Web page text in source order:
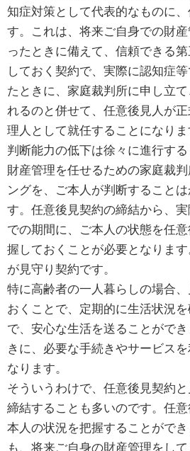
知症対策として代表的なものに
す。これは、将来ご自身での財
ったときに備えて、信頼できる
しておく契約で、実際に認知症
たときに、家庭裁判所に申し立
れるのと併せて、任意後見人が
理人として就任することになりま
判断能力の低下は徐々に進行す
財産管理を任せるための家庭裁
ングを、ご本人が判断すること
す。任意後見契約の締結から、
での期間に、ご本人の状態を任
握しておくことが必要となりま
が見守り契約です。
特に高齢者の一人暮らしの場合
おくことで、定期的に生活状況
で、安心な生活を送ることがで
きに、必要な手続きやサービス
なります。
そういうわけで、任意後見契約
締結することも多いのです。任
本人の状況を把握することがで
も、将来ご自身の財産管理をし